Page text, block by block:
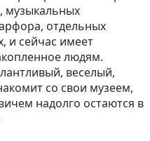
музыкальных
отдельных
и сейчас имеет
людям.
веселый,
со свои музеем,
надолго остаются в